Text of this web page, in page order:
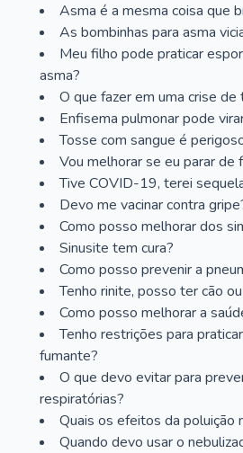
Asma é a mesma coisa que
As bombinhas para asma
Meu filho pode praticar
asma?
O que fazer em uma crise de
Enfisema pulmonar pode
Tosse com sangue é
Vou melhorar se eu parar de
Tive COVID-19, terei
Devo me vacinar contra
Como posso melhorar dos
Sinusite tem cura?
Como posso prevenir a
Tenho rinite, posso ter cão
Como posso melhorar a
Tenho restrições para
fumante?
O que devo evitar para
respiratórias?
Quais os efeitos da poluição
Quando devo usar o